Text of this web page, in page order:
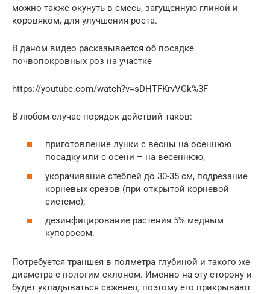
можно также окунуть в смесь, загущенную глиной и
коровяком, для улучшения роста.
В даном видео расказывается об посадке
почвопокровных роз на участке
https://youtube.com/watch?v=sDHTFKrvVGk%3F
В любом случае порядок действий таков:
приготовление лунки с весны на осеннюю
посадку или с осени – на весеннюю;
укорачивание стеблей до 30-35 см, подрезание
корневых срезов (при открытой корневой
системе);
дезинфицирование растения 5% медным
купоросом.
Потребуется траншея в полметра глубиной и такого же
диаметра с пологим склоном. Именно на эту сторону и
будет укладываться саженец, поэтому его прикрывают